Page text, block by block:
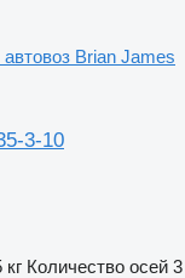
Brian James
3-10
кг Количество осей 3